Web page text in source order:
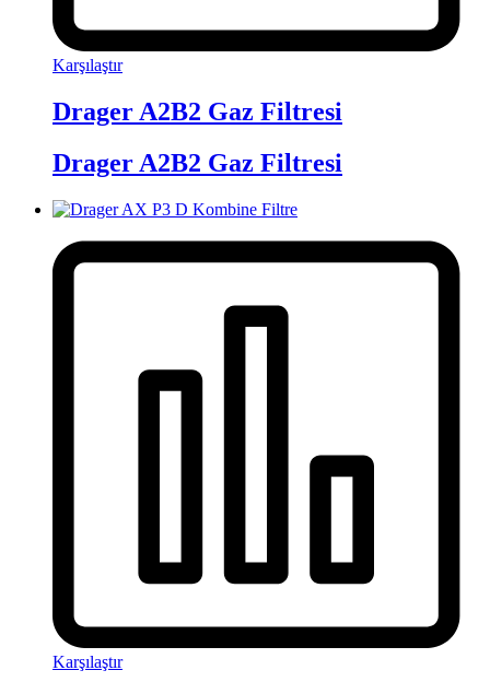
Karşılaştır
Drager A2B2 Gaz Filtresi
Drager A2B2 Gaz Filtresi
Karşılaştır